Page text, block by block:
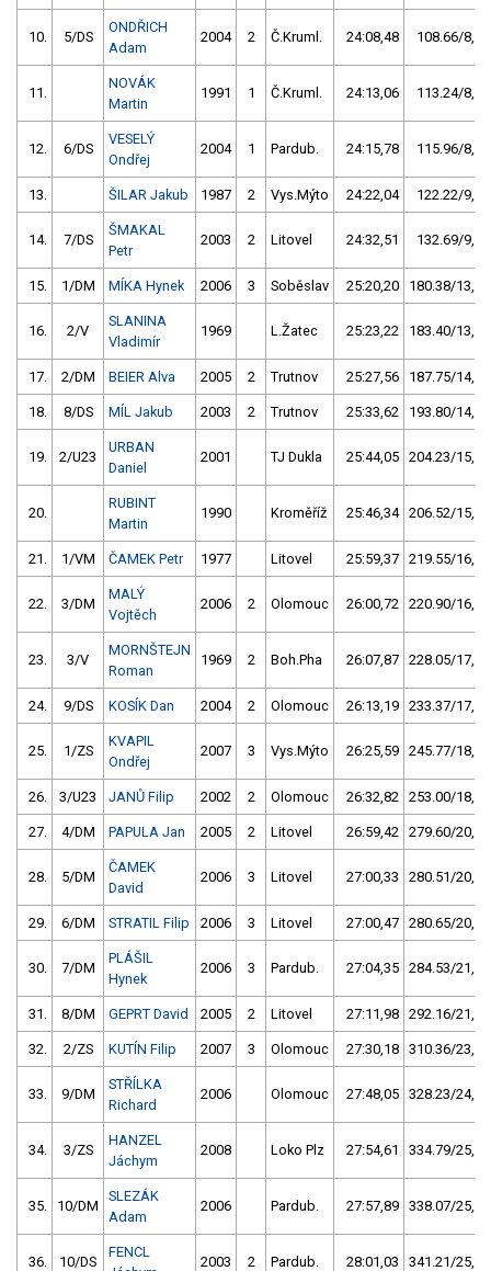
10. 5/DS
ONDŘICH
Adam
2004 2 Č.Kruml. 24:08,48 108.66/8,1
11.
NOVÁK
Martin
1991 1 Č.Kruml. 24:13,06 113.24/8,5
12. 6/DS
VESELÝ
Ondřej
2004 1 Pardub. 24:15,78 115.96/8,7
13. ŠILAR Jakub 1987 2 Vys.Mýto 24:22,04 122.22/9,1
14. 7/DS
ŠMAKAL
Petr
2003 2 Litovel 24:32,51 132.69/9,9
15. 1/DM MÍKA Hynek 2006 3 Soběslav 25:20,20 180.38/13,5
16. 2/V
SLANINA
Vladimír
1969 L.Žatec 25:23,22 183.40/13,7
17. 2/DM BEIER Alva 2005 2 Trutnov 25:27,56 187.75/14,0
18. 8/DS MÍL Jakub 2003 2 Trutnov 25:33,62 193.80/14,5
19. 2/U23
URBAN
Daniel
2001 TJ Dukla 25:44,05 204.23/15,2
20.
RUBINT
Martin
1990 Kroměříž 25:46,34 206.52/15,4
21. 1/VM ČAMEK Petr 1977 Litovel 25:59,37 219.55/16,4
22. 3/DM
MALÝ
Vojtěch
2006 2 Olomouc 26:00,72 220.90/16,5
23. 3/V
MORNŠTEJN
Roman
1969 2 Boh.Pha 26:07,87 228.05/17,0
24. 9/DS KOSÍK Dan 2004 2 Olomouc 26:13,19 233.37/17,4
25. 1/ZS
KVAPIL
Ondřej
2007 3 Vys.Mýto 26:25,59 245.77/18,3
26. 3/U23 JANŮ Filip 2002 2 Olomouc 26:32,82 253.00/18,9
27. 4/DM PAPULA Jan 2005 2 Litovel 26:59,42 279.60/20,9
28. 5/DM
ČAMEK
David
2006 3 Litovel 27:00,33 280.51/20,9
29. 6/DM STRATIL Filip 2006 3 Litovel 27:00,47 280.65/20,9
30. 7/DM
PLÁŠIL
Hynek
2006 3 Pardub. 27:04,35 284.53/21,2
31. 8/DM GEPRT David 2005 2 Litovel 27:11,98 292.16/21,8
32. 2/ZS KUTÍN Filip 2007 3 Olomouc 27:30,18 310.36/23,2
33. 9/DM
STŘÍLKA
Richard
2006 Olomouc 27:48,05 328.23/24,5
34. 3/ZS
HANZEL
Jáchym
2008 Loko Plz 27:54,61 334.79/25,0
35. 10/DM
SLEZÁK
Adam
2006 Pardub. 27:57,89 338.07/25,2
36. 10/DS
FENCL
2003 2 Pardub. 28:01,03 341.21/25,5